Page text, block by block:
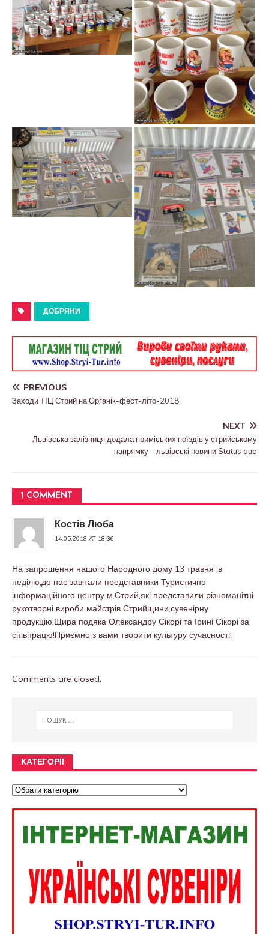
ДОБРЯНИ
PREVIOUS
Заходи ТІЦ Стрий на Органік-фест-літо-2018
NEXT
Львівська залізниця додала приміських поїздів у стрийському
напрямку – львiвськi новини Status quo
1 COMMENT
Костів Люба
14.05.2018 AT 18:36
На запрошення нашого Народного дому 13 травня ,в
неділю,до нас завітали представники Туристично-
інформаційного центру м.Стрий,які представили різноманітні
рукотворні вироби майстрів Стрийщини,сувенірну
продукцію.Щира подяка Олександру Сікорі та Ірині Сікорі за
співпрацю!Приємно з вами творити культуру сучасності!
Comments are closed.
КАТЕГОРІЇ